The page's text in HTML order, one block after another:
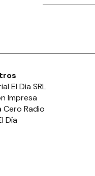
El Dia SRL
Impresa
Cero Radio
Día